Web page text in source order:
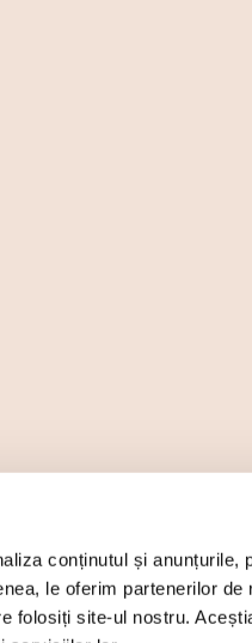
conținutul și anunțurile,
le oferim partenerilor
folosiți site-ul nostru.